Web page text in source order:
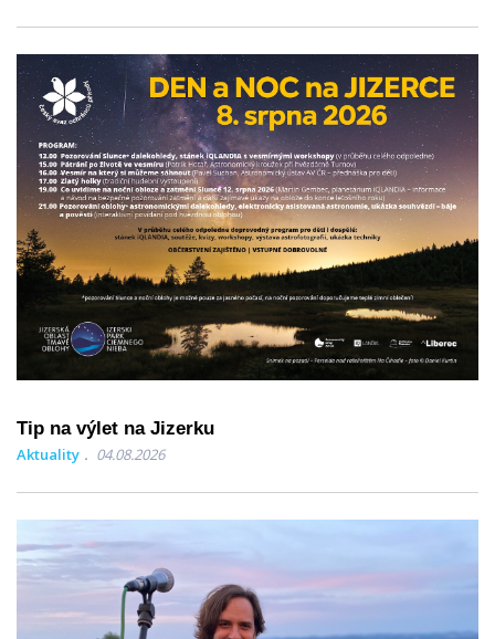
Tip na výlet na Jizerku
Aktuality 04.08.2026